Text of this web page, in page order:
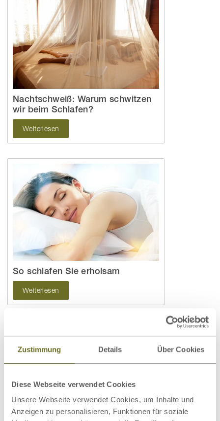
Zustimmung Details Über Cookies
Diese Webseite verwendet Cookies
Unsere Webseite verwendet Cookies, um Inhalte und
Anzeigen zu personalisieren, Funktionen für soziale
Nachtschweiß: Warum schwitzen
wir beim Schlafen?
Weiterlesen
So schlafen Sie erholsam
Weiterlesen